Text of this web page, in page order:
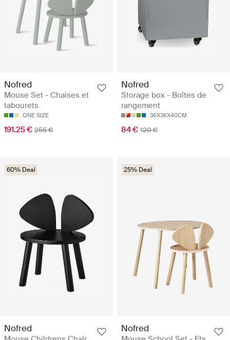
Nofred
Mouse Set - Chaises et
tabourets
ONE SIZE
191.25 € 255 €
Nofred
Storage box - Boîtes de
rangement
36X36X40CM
84 € 120 €
60% Deal
Nofred
25% Deal
Nofred